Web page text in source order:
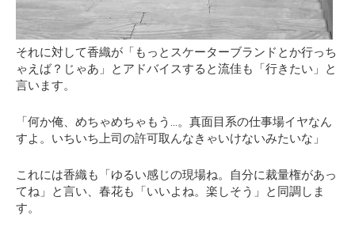
それに対して香織が「もっとスケーターブランドとか行っち
ゃえば？じゃあ」とアドバイスすると流佳も「行きたい」と
言います。
「何か俺、めちゃめちゃもう…。真面目系の仕事場イヤなん
すよ。いちいち上司の許可取んなきゃいけないみたいな」
これには香織も「ゆるい感じの現場ね。自分に裁量権があっ
てね」と言い、春花も「いいよね。楽しそう」と同調しま
す。